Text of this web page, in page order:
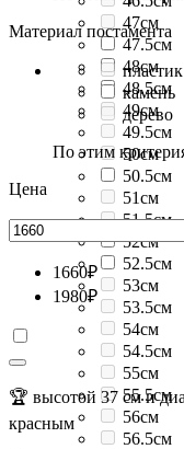
47см
47.5см
48см
48.5см
49см
49.5см
50см
50.5см
51см
51.5см
52см
52.5см
53см
53.5см
54см
54.5см
55см
55.5см
56см
56.5см
Материал постамента
пластик
камень
дерево
По этим
Цена
1660₽
1980₽
🏆 высотой 37 см и
красным